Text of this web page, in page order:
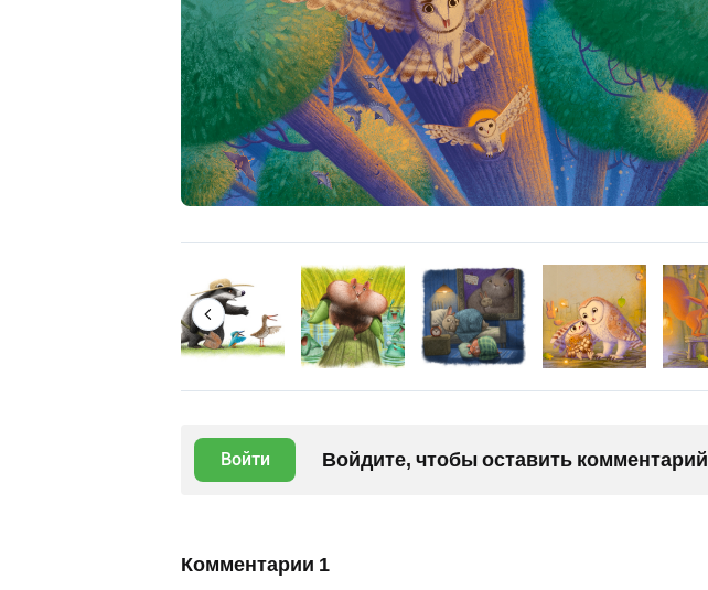
Войти Войдите, чтобы оставить комментарий
Комментарии 1